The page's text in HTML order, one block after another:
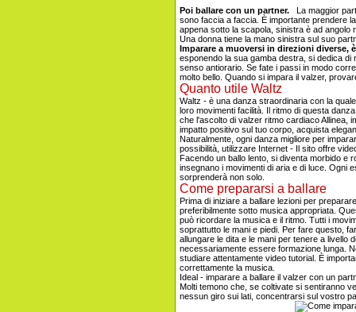
Poi ballare con un partner.
La maggior
sono faccia a faccia. È importante prendere
appena sotto la scapola, sinistra è ad
Una donna tiene la mano sinistra sul suo
Imparare a muoversi in direzioni
esponendo la sua gamba destra, si dedica di
senso antiorario. Se fate i passi in modo
molto bello. Quando si impara il valzer,
Quanto utile Waltz
Waltz - è una danza straordinaria con la
loro movimenti facilità. Il ritmo di questa
che l'ascolto di valzer ritmo cardiaco Allinea,
impatto positivo sul tuo corpo, acquista
Naturalmente, ogni danza migliore per
possibilità, utilizzare Internet - Il sito offre
Facendo un ballo lento, si diventa morbido e
insegnano i movimenti di aria e di luce. Ogni
sorprenderà non solo.
Come prepararsi a ballare
Prima di iniziare a ballare lezioni per
preferibilmente sotto musica appropriata.
può ricordare la musica e il ritmo. Tutti i
soprattutto le mani e piedi. Per fare questo,
allungare le dita e le mani per tenere a livello
necessariamente essere formazione lunga.
studiare attentamente video tutorial. È
correttamente la musica.
Ideal - imparare a ballare il valzer con un
Molti temono che, se coltivate si sentiranno
nessun giro sui lati, concentrarsi sul vostro